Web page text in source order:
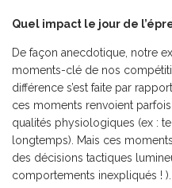
Quel impact le jour de
De façon anecdotique, notre
moments-clé de nos
différence s’est faite par
ces moments renvoient
qualités physiologiques (ex :
longtemps). Mais ces
des décisions tactiques
comportements inexpliqués ! ).